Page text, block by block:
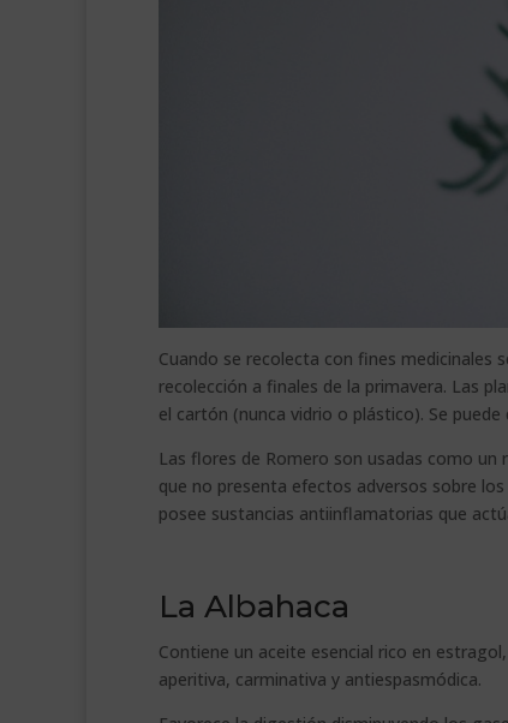
Cuando se recolecta con fines medicinales
recolección a finales de la primavera. Las
el cartón (nunca vidrio o plástico). Se
Las flores de Romero son usadas como
que no presenta efectos adversos sobre
posee sustancias antiinflamatorias que
La Albahaca
Contiene un aceite esencial rico en
aperitiva, carminativa y antiespasmódica.